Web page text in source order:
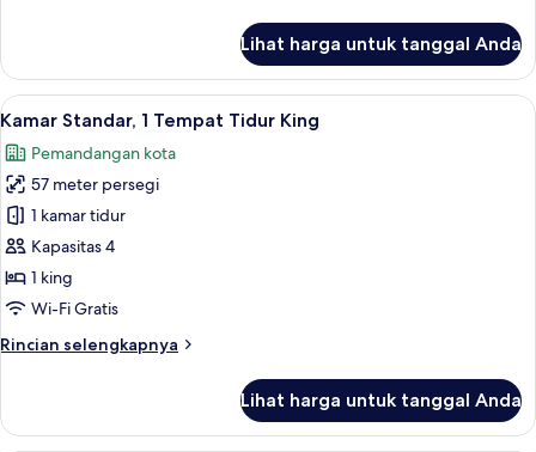
Monas
View
2
Twin
Beds
Monas
View
Lihat harga untuk tanggal Anda
Lihat
semua
foto
untuk
Kamar
Standar,
1
Tempat
King
Kamar Standar, 1 Tempat Tidur King
7
Kamar Standar, 1 Tempat Tidur King
Pemandangan kota
57 meter persegi
1 kamar tidur
Kapasitas 4
1 king
Wi-Fi Gratis
Rincian selengkapnya
Rincian
Kamar
Lihat harga untuk tanggal Anda